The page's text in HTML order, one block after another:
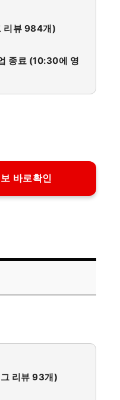
리뷰 984개)
종료 (10:30에 영
바로확인
리뷰 93개)